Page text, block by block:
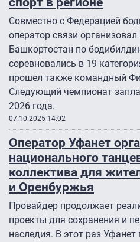
Совместно с Федерацией
оператор связи
Башкортостан по
соревновались в 19
прошел также командный
Следующий чемпионат
2026 года.
07.10.2025 14:02
Оператор Уфанет
национального
коллектива для
и Оренбуржья
Провайдер продолжает
проекты для сохранения и
наследия. В этот раз